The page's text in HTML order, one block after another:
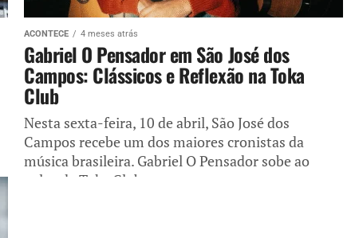
ACONTECE 4 meses atrás
Gabriel O Pensador em São José dos
Campos: Clássicos e Reflexão na Toka
Club
Nesta sexta-feira, 10 de abril, São José dos
Campos recebe um dos maiores cronistas da
música brasileira. Gabriel O Pensador sobe ao
palco da Toka Club...